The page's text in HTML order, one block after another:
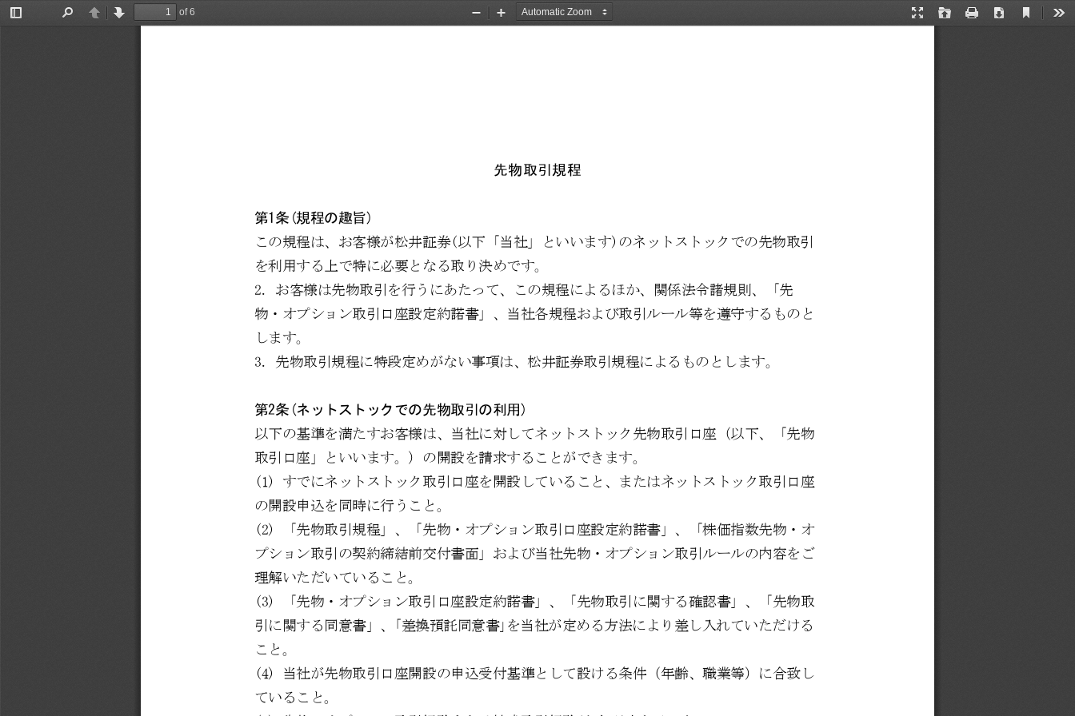
Toggle
PreviousNext
of 6
Presentation
Open Print Download
Current
Zoom
Zoom
先物取引規程
第1条 (規程の趣旨)
この規程は、お客様が松井証券( 以下「当社」といいます)のネットストックでの先物取引
を利用する上で特に必要となる取り決めです。
2. お客様は先物取引を行うにあたって、この規程によるほか、関係法令諸規則、「先
物・オプション取引口座設定約諾書」、当社各規程および取引ルール等を遵守するものと
します。
3. 先物取引規程に特段定めがない事項は、 松井証券  取引規程によるものとします。
第2条 (ネットストックでの先物取引の利用)
以下の基準を満たすお客様は、当社に対してネットストック先物取引口座（以下、「先物
取引口座」といいます。）の開設を請求することができます。
(1) すでにネットストック取引口座を開設していること 、またはネットストック 取引口座
の開設申込を同時に行うこと。
(2)
「先物取引規程」、「先物・オプション取引口座設定約諾書」、「株価指数先物・オ
プション取引の契約締結前交付書面」および当社先物・オプション取引ルールの内容をご
理解いただいていること。
(3)
「先物・オプション取引口座設定約諾書」、「先物取引に関する確認書」、「先物取
引に関する同意書」、｢差換預託同意書｣を当社が定める方法により差し入れていただける
こと。
(4) 当社が先物取引口座開設の申込受付基準として設ける条件（年齢、職業等）に合致し
ていること。